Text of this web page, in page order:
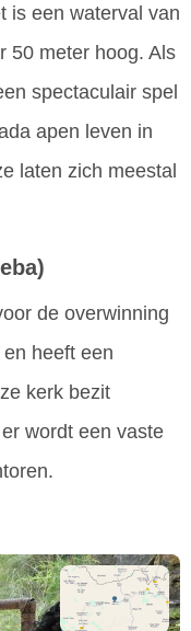
is een waterval van
50 meter hoog. Als
spectaculair spel
apen leven in
laten zich meestal
de overwinning
heeft een
kerk bezit
wordt een vaste